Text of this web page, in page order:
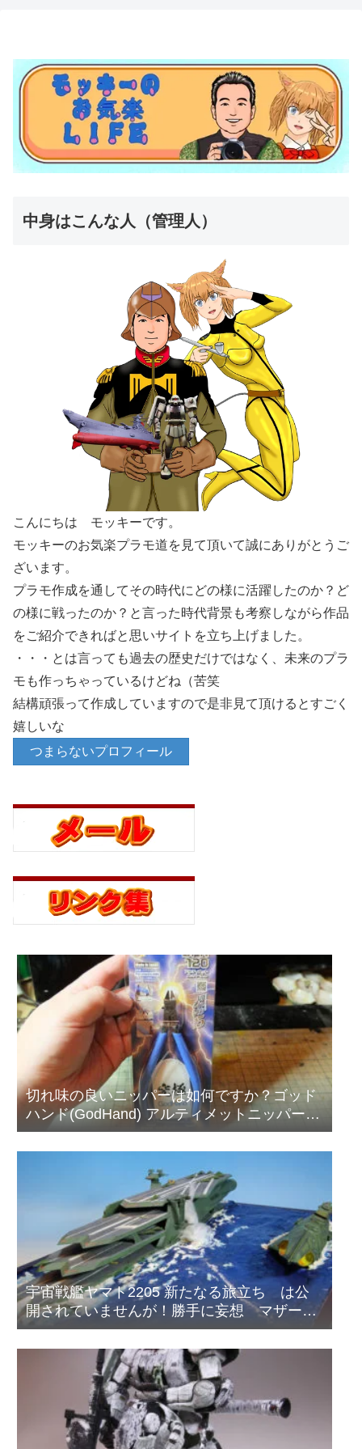
中身はこんな人（管理人）
こんにちは モッキーです。
モッキーのお気楽プラモ道を見て頂いて誠にありがとうご
ざいます。
プラモ作成を通してその時代にどの様に活躍したのか？ど
の様に戦ったのか？と言った時代背景も考察しながら作品
をご紹介できればと思いサイトを立ち上げました。
・・・とは言っても過去の歴史だけではなく、未来のプラ
モも作っちゃっているけどね（苦笑
結構頑張って作成していますので是非見て頂けるとすごく
嬉しいな
つまらないプロフィール
切れ味の良いニッパーは如何ですか？ゴッド
ハンド(GodHand) アルティメットニッパー
5.0
宇宙戦艦ヤマト2205 新たなる旅立ち は公
開されていませんが！勝手に妄想 マザータ
ウンの海の戦い！